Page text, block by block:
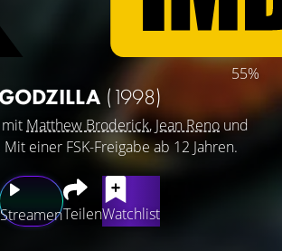
55%
GODZILLA (1998)
Matthew Broderick, Jean Renound
Mit einer FSK-Freigabe ab 12 Jahren.
StreamenTeilenWatchlist